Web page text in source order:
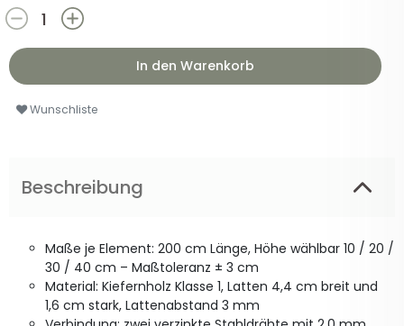
In den Warenkorb
Wunschliste
Beschreibung
Maße je Element: 200 cm Länge, Höhe wählbar 10 / 20 /
30 / 40 cm – Maßtoleranz ± 3 cm
Material: Kiefernholz Klasse 1, Latten 4,4 cm breit und
1,6 cm stark, Lattenabstand 3 mm